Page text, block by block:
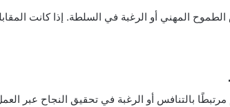
المهني أو الرغبة في السلطة. إذا كانت
بالتنافس أو الرغبة في تحقيق النجاح عبر